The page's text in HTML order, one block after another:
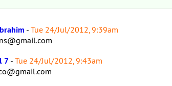
- Tue 24/Jul/2012, 9:39am
7- Tue 24/Jul/2012, 9:43am